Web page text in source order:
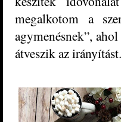
megalkotom a
agymenésnek”,
átveszik az irányítást.